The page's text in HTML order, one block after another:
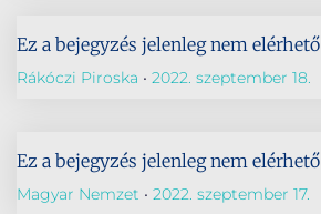
Ez a bejegyzés jelenleg nem elérhető
Rákóczi Piroska 2022. szeptember 18.
Ez a bejegyzés jelenleg nem elérhető
Magyar Nemzet 2022. szeptember 17.